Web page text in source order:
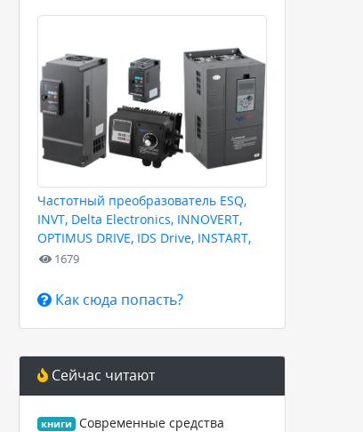
Частотный преобразователь ESQ,
INVT, Delta Electronics, INNOVERT,
OPTIMUS DRIVE, IDS Drive, INSTART,
HYUNDAI для любых задач
1679
Как сюда попасть?
Сейчас читают
книги
Современные средства